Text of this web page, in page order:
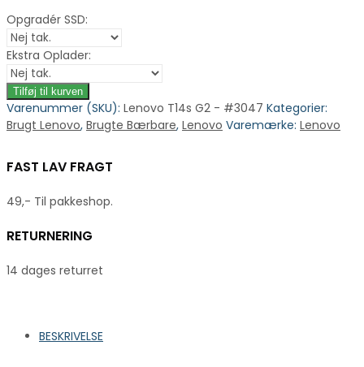
Opgradér SSD:
Ekstra Oplader:
Tilføj til kurven
Varenummer (SKU): Lenovo T14s G2 - #3047 Kategorier:
Brugt Lenovo, Brugte Bærbare, Lenovo Varemærke: Lenovo
FAST LAV FRAGT
49,- Til pakkeshop.
RETURNERING
14 dages returret
BESKRIVELSE